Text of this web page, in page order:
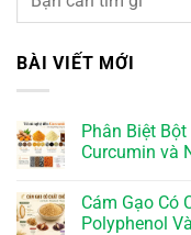
BÀI VIẾT MỚI
Phân Biệt Bột
Curcumin và
Cám Gạo Có
Polyphenol